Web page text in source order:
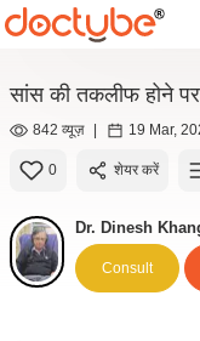
सांस की तकलीफ होने
842 व्यूज़ | 19 Mar,
0 शेयर करें
Dr. Dinesh
Consult